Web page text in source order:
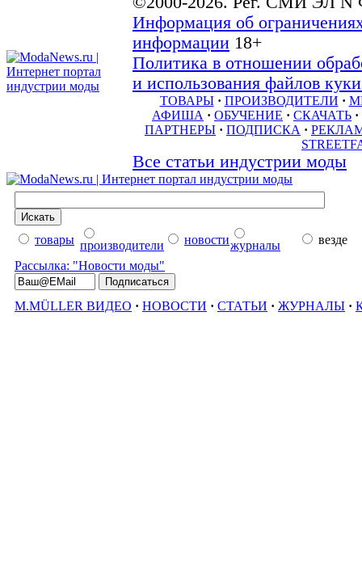
Информация об
информации 18+
Политика в отношении
и использования файлов
ТОВАРЫ · ПРОИЗВОДИТЕЛИ ·
АФИША · ОБУЧЕНИЕ · СКАЧАТЬ ·
ПАРТНЕРЫ · ПОДПИСКА ·
Все статьи индустрии моды
товары производители новостижурналы
везде
Рассылка: "Новости моды"
M.MÜLLER ВИДЕО · НОВОСТИ · СТАТЬИ · ЖУРНАЛЫ ·